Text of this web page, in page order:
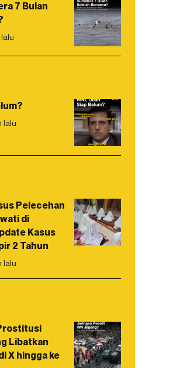
7 Bulan
lalu
lalu
Pelecehan
di
Kasus
2 Tahun
lalu
Libatkan
X hingga ke